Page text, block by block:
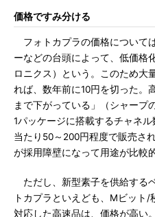
価格ですみ分ける
フォトカプラの価格について
ーなどの台頭によって、低価格
ロニクス）という。このため大
れば、数年前に10円を切った。
まで下がっている」（シャープ
1パッケージに搭載するチャネ
当たり50～200円程度で販売さ
が採用障壁になって用途が比較
ただし、新型素子を供給する
トカプラといえども、Mビット
対応した高速品は、価格が高い